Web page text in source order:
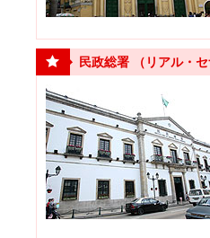
民政総署 （リアル・セ